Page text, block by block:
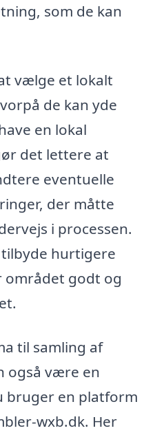
som de kan
vælge et lokalt
de kan yde
en lokal
det lettere at
eventuelle
der måtte
i processen.
hurtigere
området godt og
til samling af
også være en
bruger en platform
wxb.dk. Her